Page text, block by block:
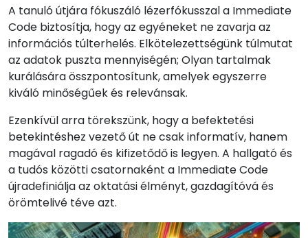
A tanuló útjára fókuszáló lézerfókusszal a Immediate
Code biztosítja, hogy az egyéneket ne zavarja az
információs túlterhelés. Elkötelezettségünk túlmutat
az adatok puszta mennyiségén; Olyan tartalmak
kurálására összpontosítunk, amelyek egyszerre
kiváló minőségűek és relevánsak.
Ezenkívül arra törekszünk, hogy a befektetési
betekintéshez vezető út ne csak informatív, hanem
magával ragadó és kifizetődő is legyen. A hallgató és
a tudós közötti csatornaként a Immediate Code
újradefiniálja az oktatási élményt, gazdagítóvá és
örömtelivé téve azt.